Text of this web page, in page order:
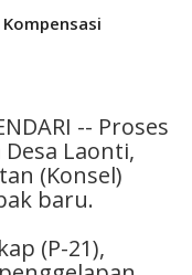
-- Proses
Laonti,
(Konsel)
baru.
(P-21),